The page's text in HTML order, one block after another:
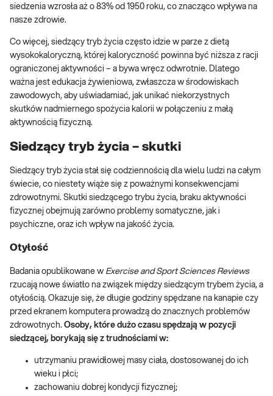
siedzenia wzrosła aż o 83% od 1950 roku, co znacząco wpływa na
nasze zdrowie.
Co więcej, siedzący tryb życia często idzie w parze z dietą
wysokokaloryczną, której kaloryczność powinna być niższa z racji
ograniczonej aktywności – a bywa wręcz odwrotnie. Dlatego
ważna jest edukacja żywieniowa, zwłaszcza w środowiskach
zawodowych, aby uświadamiać, jak unikać niekorzystnych
skutków nadmiernego spożycia kalorii w połączeniu z małą
aktywnością fizyczną.
Siedzący tryb życia – skutki
Siedzący tryb życia stał się codziennością dla wielu ludzi na całym
świecie, co niestety wiąże się z poważnymi konsekwencjami
zdrowotnymi. Skutki siedzącego trybu życia, braku aktywności
fizycznej obejmują zarówno problemy somatyczne, jak i
psychiczne, oraz ich wpływ na jakość życia.
Otyłość
Badania opublikowane w Exercise and Sport Sciences Reviews
rzucają nowe światło na związek między siedzącym trybem życia, a
otyłością. Okazuje się, że długie godziny spędzane na kanapie czy
przed ekranem komputera prowadzą do znacznych problemów
zdrowotnych. Osoby, które dużo czasu spędzają w pozycji
siedzącej, borykają się z trudnościami w:
utrzymaniu prawidłowej masy ciała, dostosowanej do ich
wieku i płci;
zachowaniu dobrej kondycji fizycznej;